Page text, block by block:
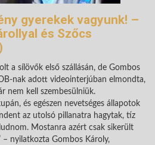
gyerekek vagyunk! –
és Szőcs
a sílövők első szállásán, de Gombos
nak adott videointerjúban elmondta,
nem kell szembesülniük.
és egészen nevetséges állapotok
az utolsó pillanatra hagytak, tíz
Mostanra azért csak sikerült
– nyilatkozta Gombos Károly,